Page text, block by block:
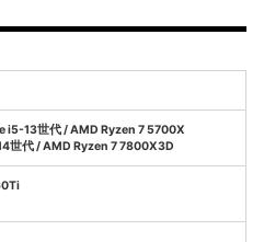
i5-13世代 / AMD Ryzen 7 5700X
世代 / AMD Ryzen 7 7800X3D